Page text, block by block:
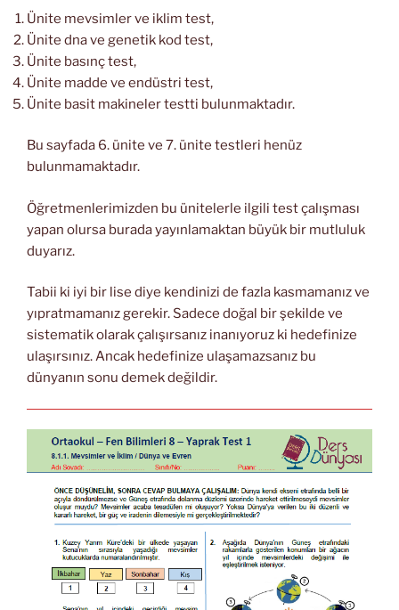
Ünite mevsimler ve iklim test,
Ünite dna ve genetik kod test,
Ünite basınç test,
Ünite madde ve endüstri test,
Ünite basit makineler testti bulunmaktadır.
Bu sayfada 6. ünite ve 7. ünite testleri henüz
bulunmamaktadır.
Öğretmenlerimizden bu ünitelerle ilgili test çalışması
yapan olursa burada yayınlamaktan büyük bir mutluluk
duyarız.
Tabii ki iyi bir lise diye kendinizi de fazla kasmamanız ve
yıpratmamanız gerekir. Sadece doğal bir şekilde ve
sistematik olarak çalışırsanız inanıyoruz ki hedefinize
ulaşırsınız. Ancak hedefinize ulaşamazsanız bu
dünyanın sonu demek değildir.